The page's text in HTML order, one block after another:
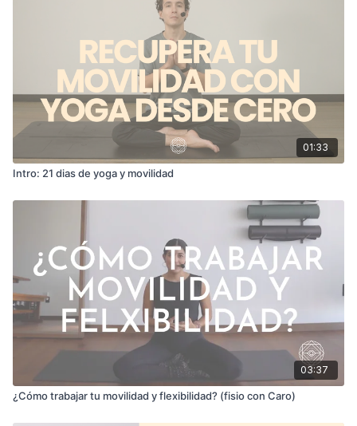
01:33
Intro: 21 dias de yoga y movilidad
03:37
¿Cómo trabajar tu movilidad y flexibilidad? (fisio con Caro)